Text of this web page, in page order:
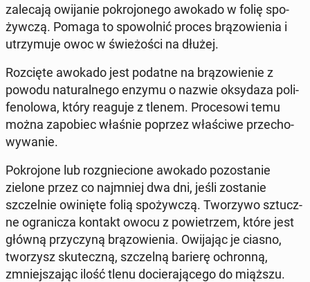
za­le­ca­ją owi­ja­nie po­kro­jo­ne­go awokado w folię spo­
żyw­czą. Pomaga to spo­wol­nić proces brą­zo­wie­nia i
utrzy­mu­je owoc w świe­żo­ści na dłużej.
Roz­cię­te awokado jest podatne na brą­zo­wie­nie z
powodu na­tu­ral­ne­go enzymu o nazwie oksy­da­za po­li­
fe­no­lo­wa, który reaguje z tlenem. Pro­ce­so­wi temu
można za­po­biec właśnie poprzez wła­ści­we prze­cho­
wy­wa­nie.
Po­kro­jo­ne lub roz­gnie­cio­ne awokado po­zo­sta­nie
zielone przez co naj­mniej dwa dni, jeśli zo­sta­nie
szczel­nie owi­nię­te folią spo­żyw­czą. Two­rzy­wo sztucz­
ne ogra­ni­cza kontakt owocu z po­wie­trzem, które jest
główną przy­czy­ną brą­zo­wie­nia. Owi­ja­jąc je ciasno,
two­rzysz sku­tecz­ną, szczel­ną barierę ochron­ną,
zmniej­sza­jąc ilość tlenu do­cie­ra­ją­ce­go do miąższu.